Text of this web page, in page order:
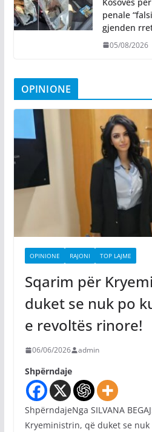
penale
gjenden
05/08/2026
OPINIONE
OPINIONE RAJONI TOP LAJME
Sqarim për
duket se nuk po
e revoltës rinore!
06/06/2026 admin
Shpërndaje
ShpërndajeNga SILVANA
Kryeministrin, që duket se